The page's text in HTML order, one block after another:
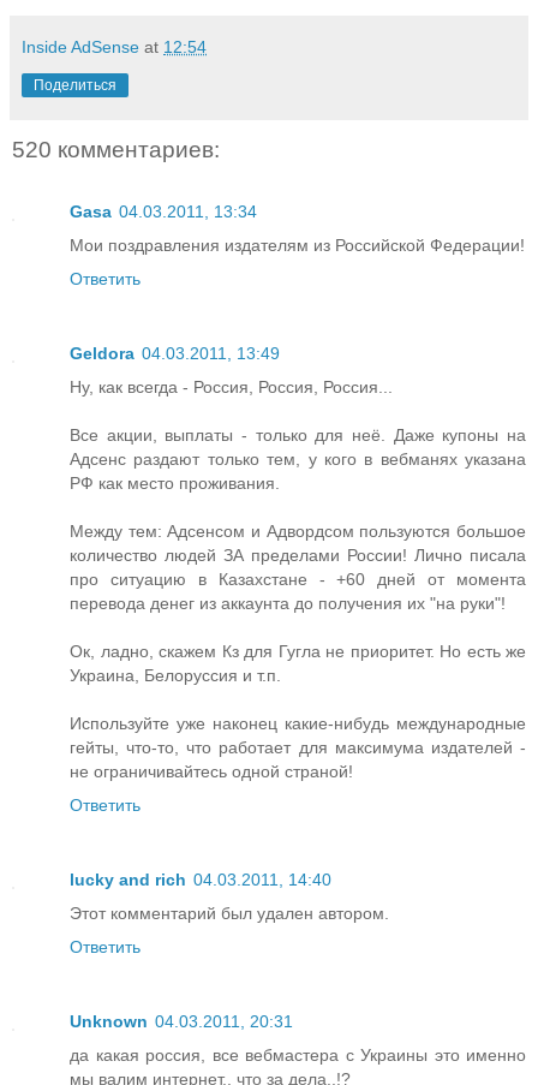
Inside AdSense at 12:54
Поделиться
520 комментариев:
Gasa 04.03.2011, 13:34
Мои поздравления издателям из Российской Федерации!
Ответить
Geldora 04.03.2011, 13:49
Ну, как всегда - Россия, Россия, Россия...
Все акции, выплаты - только для неё. Даже купоны на
Адсенс раздают только тем, у кого в вебманях указана
РФ как место проживания.
Между тем: Адсенсом и Адвордсом пользуются большое
количество людей ЗА пределами России! Лично писала
про ситуацию в Казахстане - +60 дней от момента
перевода денег из аккаунта до получения их "на руки"!
Ок, ладно, скажем Кз для Гугла не приоритет. Но есть же
Украина, Белоруссия и т.п.
Используйте уже наконец какие-нибудь международные
гейты, что-то, что работает для максимума издателей -
не ограничивайтесь одной страной!
Ответить
lucky and rich 04.03.2011, 14:40
Этот комментарий был удален автором.
Ответить
Unknown 04.03.2011, 20:31
да какая россия, все вебмастера с Украины это именно
мы валим интернет.. что за дела..!?